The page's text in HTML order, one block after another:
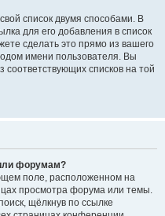
список двумя способами. В
для его добавления в список
сделать это прямо из вашего
имени пользователя. Вы
соответствующих списков на той
форумам?
поле, расположенном на
просмотра форума или темы.
щёлкнув по ссылке